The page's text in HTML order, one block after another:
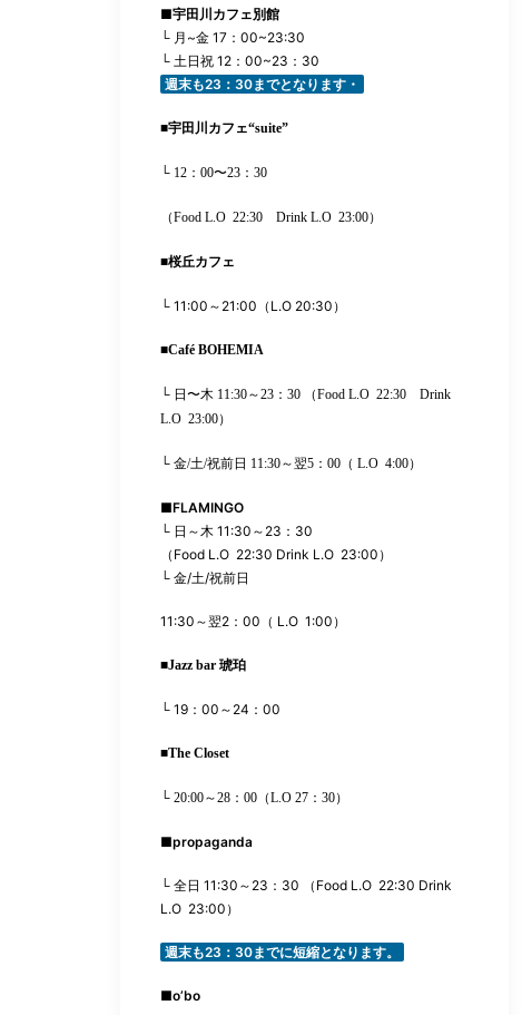
■宇田川カフェ別館
└ 月 ~金 17 ： 00~23:30
└ 土日祝 12 ： 00~23 ： 30
週末も23 ： 30までとなります・
■宇田川カフェ“suite”
└ 12：00〜23：30
（Food L.O 22:30 Drink L.O 23:00）
■桜丘カフェ
└ 11:00～21:00（L.O 20:30）
■Café BOHEMIA
└ 日〜木 11:30～23：30 （Food L.O 22:30
Drink
L.O 23:00）
└ 金/土/祝前日 11:30～翌5：00 （ L.O 4:00）
■FLAMINGO
└ 日～木 11:30 ～ 23 ： 30
（ Food L.O 22:30 Drink L.O 23:00 ）
└ 金/土/祝前日
11:30 ～翌2 ： 00 （ L.O 1:00 ）
■Jazz bar 琥珀
└ 19 ： 00 ～24：00
■The Closet
└ 20:00～28：00 （L.O 27： 30）
■propaganda
└ 全日 11:30 ～ 23 ： 30 （ Food L.O 22:30 Drink
L.O 23:00 ）
週末も23 ： 30までに短縮となります。
■o’bo